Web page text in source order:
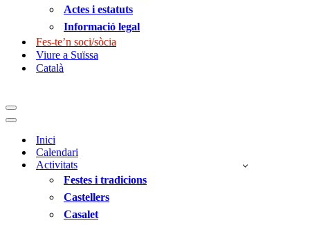
Actes i estatuts
Informació legal
Fes-te’n soci/sòcia
Viure a Suïssa
Català
Menú
de
Menú
navegació
Inici
Calendari
Activitats
Festes i tradicions
Castellers
Casalet